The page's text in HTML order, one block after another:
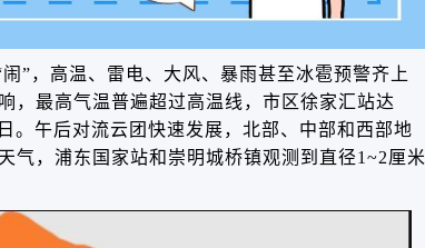
”，高温、雷电、大风、暴雨甚至冰雹预警齐上
，最高气温普遍超过高温线，市区徐家汇站达
。午后对流云团快速发展，北部、中部和西部地
气，浦东国家站和崇明城桥镇观测到直径1~2厘米